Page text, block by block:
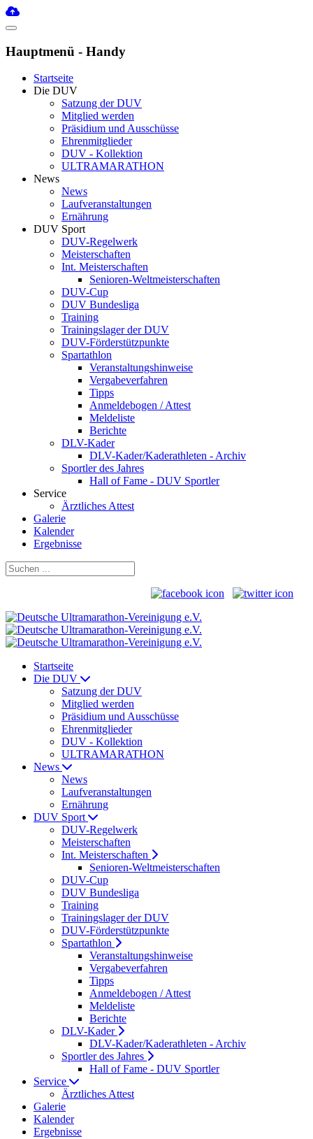
Hauptmenü - Handy
Startseite
Die DUV
Satzung der DUV
Mitglied werden
Präsidium und Ausschüsse
Ehrenmitglieder
DUV - Kollektion
ULTRAMARATHON
News
News
Laufveranstaltungen
Ernährung
DUV Sport
DUV-Regelwerk
Meisterschaften
Int. Meisterschaften
Senioren-Weltmeisterschaften
DUV-Cup
DUV Bundesliga
Training
Trainingslager der DUV
DUV-Förderstützpunkte
Spartathlon
Veranstaltungshinweise
Vergabeverfahren
Tipps
Anmeldebogen / Attest
Meldeliste
Berichte
DLV-Kader
DLV-Kader/Kaderathleten - Archiv
Sportler des Jahres
Hall of Fame - DUV Sportler
Service
Ärztliches Attest
Galerie
Kalender
Ergebnisse
Startseite
Die DUV
Satzung der DUV
Mitglied werden
Präsidium und Ausschüsse
Ehrenmitglieder
DUV - Kollektion
ULTRAMARATHON
News
News
Laufveranstaltungen
Ernährung
DUV Sport
DUV-Regelwerk
Meisterschaften
Int. Meisterschaften
Senioren-Weltmeisterschaften
DUV-Cup
DUV Bundesliga
Training
Trainingslager der DUV
DUV-Förderstützpunkte
Spartathlon
Veranstaltungshinweise
Vergabeverfahren
Tipps
Anmeldebogen / Attest
Meldeliste
Berichte
DLV-Kader
DLV-Kader/Kaderathleten - Archiv
Sportler des Jahres
Hall of Fame - DUV Sportler
Service
Ärztliches Attest
Galerie
Kalender
Ergebnisse